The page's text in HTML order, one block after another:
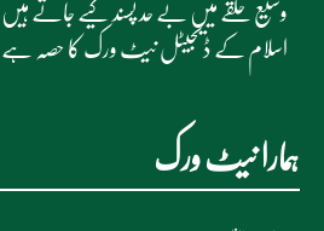
وسیع حلقے میں بے حد پسند کیے جاتے
اسلام کے ڈیجیٹل نیٹ ورک کا حصہ
ہمارا نیٹ ورک